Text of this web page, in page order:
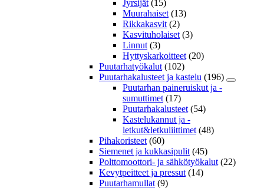
Jyrsijät (15)
Muurahaiset (13)
Rikkakasvit (2)
Kasvituholaiset (3)
Linnut (3)
Hyttyskarkoitteet (20)
Puutarhatyökalut (102)
Puutarhakalusteet ja kastelu (196)
Puutarhan paineruiskut ja -
sumuttimet (17)
Puutarhakalusteet (54)
Kastelukannut ja -
letkut&letkuliittimet (48)
Pihakoristeet (60)
Siemenet ja kukkasipulit (45)
Polttomoottori- ja sähkötyökalut (22)
Kevytpeitteet ja pressut (14)
Puutarhamullat (9)